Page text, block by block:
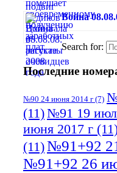
Война
Search for:
Последние
№90 24 июня 2014 г (7)
(11)№91 19
июня 2017 г
(11)№91+92
№91+92 26